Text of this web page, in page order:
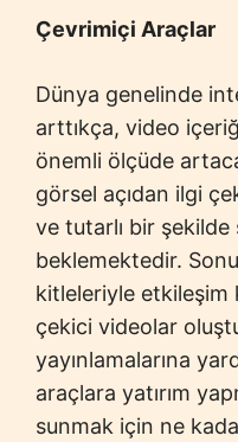
Çevrimiçi Araçlar
Dünya genelinde
arttıkça, video
önemli ölçüde
görsel açıdan ilgi
ve tutarlı bir şekilde
beklemektedir.
kitleleriyle
çekici videolar
yayınlamalarına
araçlara yatırım
sunmak için ne